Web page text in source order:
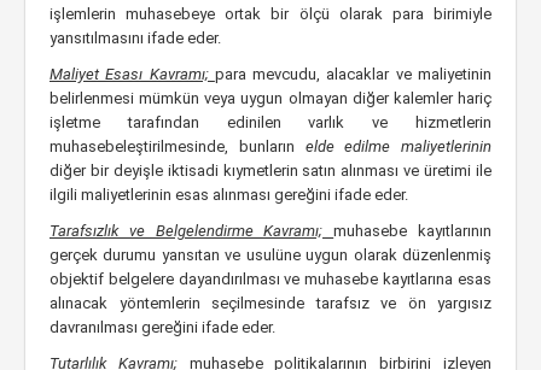
işlemlerin muhasebeye ortak bir ölçü olarak para birimiyle
yansıtılmasını ifade eder.
Maliyet Esası Kavramı; para mevcudu, alacaklar ve maliyetinin
belirlenmesi mümkün veya uygun olmayan diğer kalemler hariç
işletme tarafından edinilen varlık ve hizmetlerin
muhasebeleştirilmesinde, bunların elde edilme maliyetlerinin
diğer bir deyişle iktisadi kıymetlerin satın alınması ve üretimi ile
ilgili maliyetlerinin esas alınması gereğini ifade eder.
Tarafsızlık ve Belgelendirme Kavramı;muhasebe kayıtlarının
gerçek durumu yansıtan ve usulüne uygun olarak düzenlenmiş
objektif belgelere dayandırılması ve muhasebe kayıtlarına esas
alınacak yöntemlerin seçilmesinde tarafsız ve ön yargısız
davranılması gereğini ifade eder.
Tutarlılık Kavramı; muhasebe politikalarının birbirini izleyen